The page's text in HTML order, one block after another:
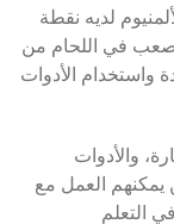
لديه نقطة
في اللحام من
واستخدام الأدوات
والأدوات
يمكنهم العمل مع
التعلم